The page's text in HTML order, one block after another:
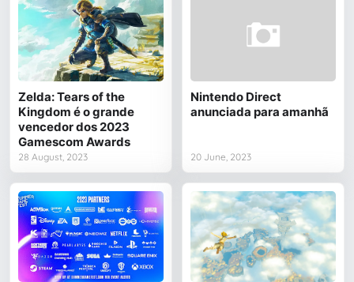
Zelda: Tears of the
Kingdom é o grande
vencedor dos 2023
Gamescom Awards
28 August, 2023
Nintendo Direct
anunciada para amanhã
20 June, 2023